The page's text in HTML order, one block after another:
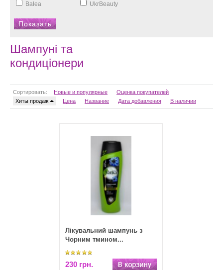
Balea UkrBeauty
Шампуні та
кондиціонери
Сортировать: Новые и популярные
Оценка покупателей
Хиты продаж
Цена Название Дата добавления В наличии
Лікувальний шампунь з
Чорним тмином...
230 грн.